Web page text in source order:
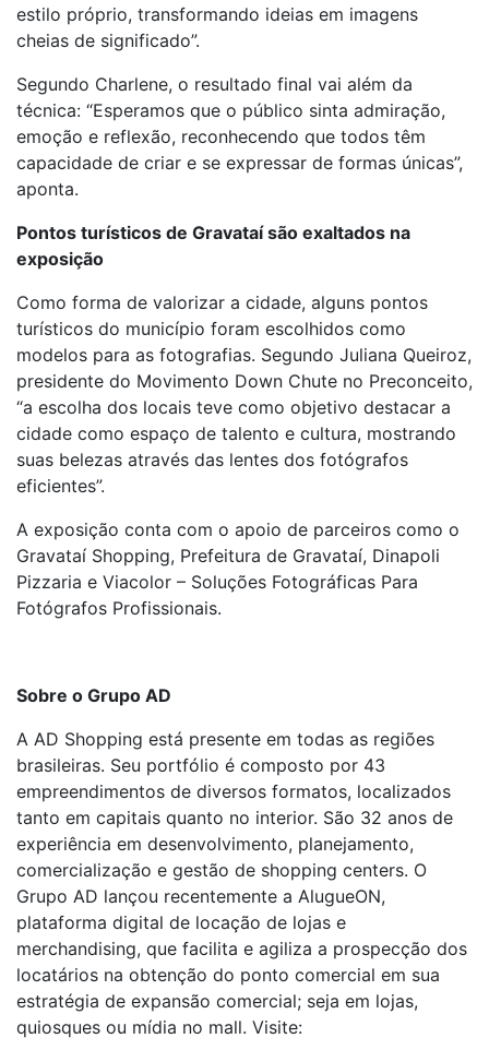
estilo próprio, transformando ideias em imagens
cheias de significado”.
Segundo Charlene, o resultado final vai além da
técnica: “Esperamos que o público sinta admiração,
emoção e reflexão, reconhecendo que todos têm
capacidade de criar e se expressar de formas únicas”,
aponta.
Pontos turísticos de Gravataí são exaltados na
exposição
Como forma de valorizar a cidade, alguns pontos
turísticos do município foram escolhidos como
modelos para as fotografias. Segundo Juliana Queiroz,
presidente do Movimento Down Chute no Preconceito,
“a escolha dos locais teve como objetivo destacar a
cidade como espaço de talento e cultura, mostrando
suas belezas através das lentes dos fotógrafos
eficientes”.
A exposição conta com o apoio de parceiros como o
Gravataí Shopping, Prefeitura de Gravataí, Dinapoli
Pizzaria e Viacolor – Soluções Fotográficas Para
Fotógrafos Profissionais.
Sobre o Grupo AD
A AD Shopping está presente em todas as regiões
brasileiras. Seu portfólio é composto por 43
empreendimentos de diversos formatos, localizados
tanto em capitais quanto no interior. São 32 anos de
experiência em desenvolvimento, planejamento,
comercialização e gestão de shopping centers. O
Grupo AD lançou recentemente a AlugueON,
plataforma digital de locação de lojas e
merchandising, que facilita e agiliza a prospecção dos
locatários na obtenção do ponto comercial em sua
estratégia de expansão comercial; seja em lojas,
quiosques ou mídia no mall. Visite: